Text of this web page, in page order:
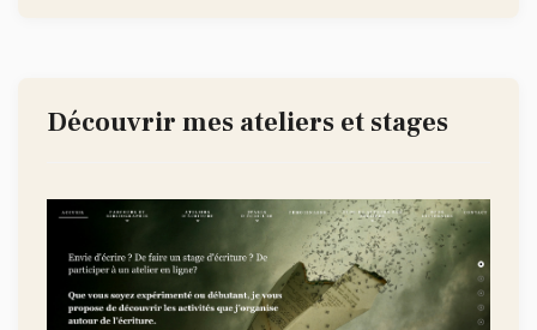
Découvrir mes ateliers et stages